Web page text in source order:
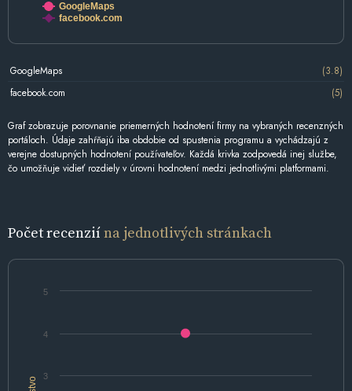
GoogleMaps
facebook.com
GoogleMaps
(3.8)
facebook.com
(5)
Graf zobrazuje porovnanie priemerných hodnotení firmy na vybraných recenzných
portáloch. Údaje zahŕňajú iba obdobie od spustenia programu a vychádzajú z
verejne dostupných hodnotení používateľov. Každá krivka zodpovedá inej službe,
čo umožňuje vidieť rozdiely v úrovni hodnotení medzi jednotlivými platformami.
Počet recenziína jednotlivých stránkach
3
4
5